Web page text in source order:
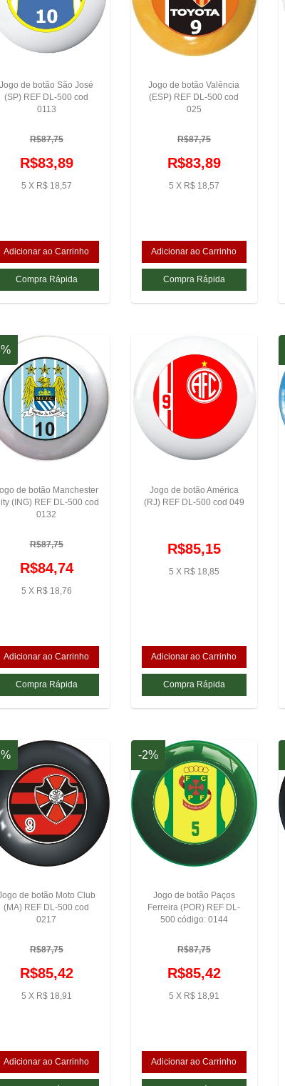
Jogo de botão São José
(SP) REF DL-500 cod
0113
R$87,75
R$83,89
5 X R$ 18,57
Jogo de botão Valência
(ESP) REF DL-500 cod
025
R$87,75
R$83,89
5 X R$ 18,57
de botão Manchester
(ING) REF DL-500 cod
0132
R$87,75
R$84,74
5 X R$ 18,76
Jogo de botão América
(RJ) REF DL-500 cod 049
R$85,15
5 X R$ 18,85
de botão Moto Club
(MA) REF DL-500 cod
0217
R$87,75
R$85,42
5 X R$ 18,91
-2%
Jogo de botão Paços
Ferreira (POR) REF DL-
500 código: 0144
R$87,75
R$85,42
5 X R$ 18,91